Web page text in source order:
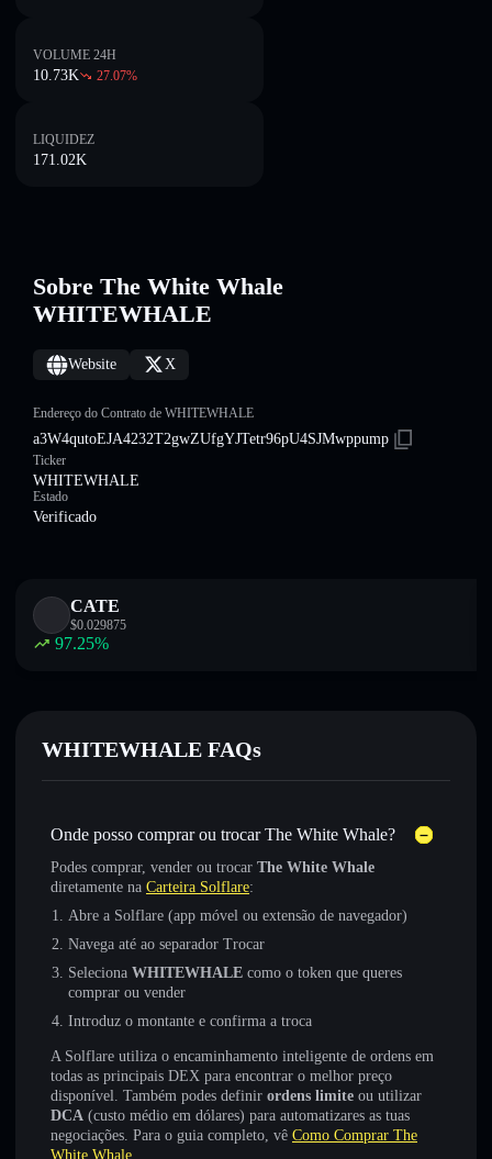
VOLUME 24H
10.73K 27.07%
LIQUIDEZ
171.02K
Sobre The White Whale
WHITEWHALE
Website X
Endereço do Contrato de WHITEWHALE
a3W4qutoEJA4232T2gwZUfgYJTetr96pU4SJMwppump
Ticker
WHITEWHALE
Estado
Verificado
CATE
$0.029875
97.25%
WHITEWHALE FAQs
Onde posso comprar ou trocar The White Whale?
Podes comprar, vender ou trocar The White Whale
diretamente na Carteira Solflare:
Abre a Solflare (app móvel ou extensão de navegador)
Navega até ao separador Trocar
Seleciona WHITEWHALE como o token que queres
comprar ou vender
Introduz o montante e confirma a troca
A Solflare utiliza o encaminhamento inteligente de ordens em
todas as principais DEX para encontrar o melhor preço
disponível. Também podes definir ordens limite ou utilizar
DCA (custo médio em dólares) para automatizares as tuas
negociações. Para o guia completo, vê Como Comprar The
White Whale